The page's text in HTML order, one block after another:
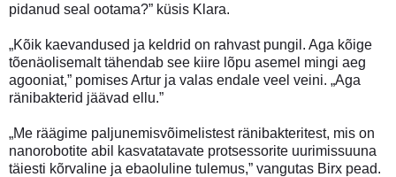
pidanud seal ootama?” küsis Klara.
„Kõik kaevandused ja keldrid on rahvast pungil. Aga kõige
tõenäolisemalt tähendab see kiire lõpu asemel mingi aeg
agooniat,” pomises Artur ja valas endale veel veini. „Aga
ränibakterid jäävad ellu.”
„Me räägime paljunemisvõimelistest ränibakteritest, mis on
nanorobotite abil kasvatatavate protsessorite uurimissuuna
täiesti kõrvaline ja ebaoluline tulemus,” vangutas Birx pead.